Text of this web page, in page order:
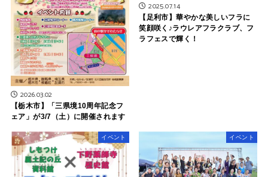
2026.03.02
【栃木市】「三県境10周年記念フ
ェア」が3/7（土）に開催されます
2025.07.14
【足利市】華やかな美しいフラに
笑顔咲く♪ラウレアフラクラブ、フ
ラフェスで輝く！
イベント イベント